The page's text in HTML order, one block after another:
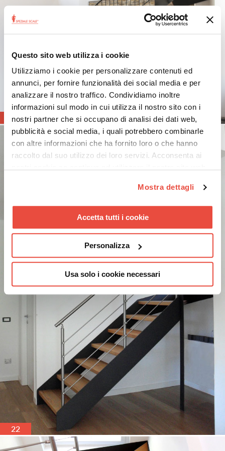
Questo sito web utilizza i cookie
Utilizziamo i cookie per personalizzare contenuti ed
annunci, per fornire funzionalità dei social media e per
analizzare il nostro traffico. Condividiamo inoltre
informazioni sul modo in cui utilizza il nostro sito con i
nostri partner che si occupano di analisi dei dati web,
pubblicità e social media, i quali potrebbero combinarle
con altre informazioni che ha fornito loro o che hanno
raccolto dal suo utilizzo dei loro servizi. Acconsenta ai
Mostra dettagli
Accetta tutti i cookie
Personalizza
Usa solo i cookie necessari
21
22